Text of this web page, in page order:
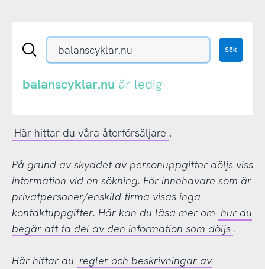
Sök
eller
Sök
balanscyklar.nu är ledig
Här hittar du våra återförsäljare .
På grund av skyddet av personuppgifter döljs viss
information vid en sökning. För innehavare som är
privatpersoner/enskild firma visas inga
kontaktuppgifter. Här kan du läsa mer om hur du
begär att ta del av den information som döljs .
Här hittar du regler och beskrivningar av